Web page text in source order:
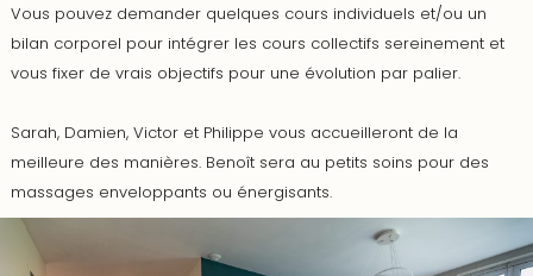
Vous pouvez demander quelques cours individuels et/ou un
bilan corporel pour intégrer les cours collectifs sereinement et
vous fixer de vrais objectifs pour une évolution par palier.
Sarah, Damien, Victor et Philippe vous accueilleront de la
meilleure des manières. Benoît sera au petits soins pour des
massages enveloppants ou énergisants.